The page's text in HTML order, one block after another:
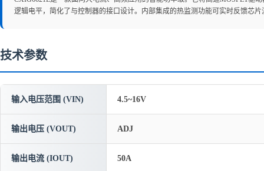
逻辑电平，简化了与控制器的接口设计。内部集成的热监测功能可实时反馈芯
技术参数
输入电压范围 (VIN) 4.5~16V
输出电压 (VOUT) ADJ
输出电流 (IOUT) 50A